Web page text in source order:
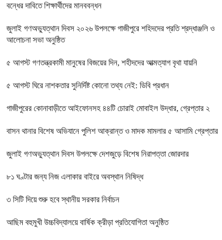
বন্ধের দাবিতে শিক্ষার্থীদের মানববন্ধন
জুলাই গণঅভ্যুত্থান দিবস ২০২৬ উপলক্ষে গাজীপুরে শহিদদের প্রতি শ্রদ্ধাঞ্জলি ও
আলোচনা সভা অনুষ্ঠিত
৫ আগস্ট গণতন্ত্রকামী মানুষের বিজয়ের দিন, শহীদদের আত্মত্যাগ বৃথা যায়নি
৫ আগস্ট ঘিরে নাশকতার সুনির্দিষ্ট কোনো তথ্য নেই: ডিবি প্রধান
গাজীপুরের কোনাবাড়ীতে আইফোনসহ ৪৪টি চোরাই মোবাইল উদ্ধার, গ্রেপ্তার ২
বাসন থানার বিশেষ অভিযানে পুলিশ আক্রান্ত ও মাদক মামলার ৫ আসামি গ্রেপ্তার
জুলাই গণঅভ্যুত্থান দিবস উপলক্ষে দেশজুড়ে বিশেষ নিরাপত্তা জোরদার
৮১ ঘণ্টার জন্য নিজ এলাকার বাইরে অবস্থান নিষিদ্ধ
৩ সিটি দিয়ে শুরু হবে স্থানীয় সরকার নির্বাচন
আছিম বহুমুখী উচ্চবিদ্যালয়ে বার্ষিক ক্রীড়া প্রতিযোগিতা অনুষ্ঠিত